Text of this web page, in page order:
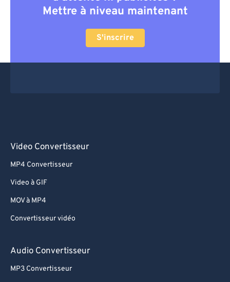
Mettre à niveau maintenant
S'inscrire
Video Convertisseur
MP4 Convertisseur
Video à GIF
MOV à MP4
Convertisseur vidéo
Audio Convertisseur
MP3 Convertisseur